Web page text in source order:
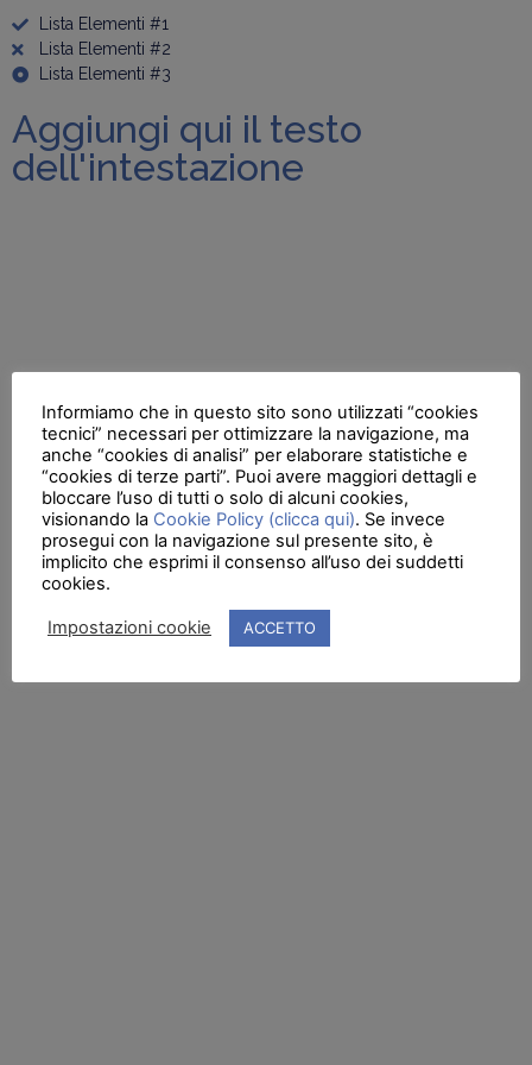
Lista Elementi #1
Lista Elementi #2
Lista Elementi #3
Aggiungi qui il testo
dell'intestazione
Informiamo che in questo sito sono utilizzati “cookies
tecnici” necessari per ottimizzare la navigazione, ma
anche “cookies di analisi” per elaborare statistiche e
“cookies di terze parti”. Puoi avere maggiori dettagli e
bloccare l’uso di tutti o solo di alcuni cookies,
visionando la Cookie Policy (clicca qui). Se invece
prosegui con la navigazione sul presente sito, è
implicito che esprimi il consenso all’uso dei suddetti
cookies.
Impostazioni cookie ACCETTO